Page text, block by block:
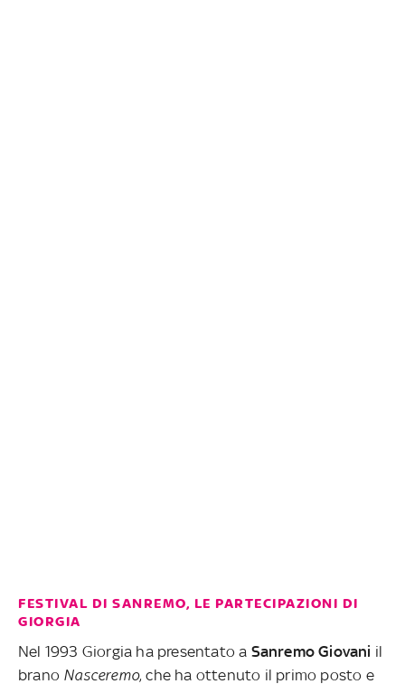
FESTIVAL DI SANREMO, LE PARTECIPAZIONI DI
GIORGIA
Nel 1993 Giorgia ha presentato a Sanremo Giovani il
brano Nasceremo, che ha ottenuto il primo posto e